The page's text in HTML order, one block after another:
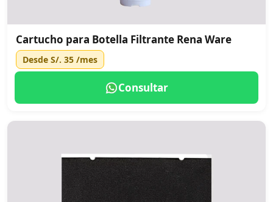
Cartucho para Botella Filtrante Rena Ware
Desde S/. 35 /mes
Consultar